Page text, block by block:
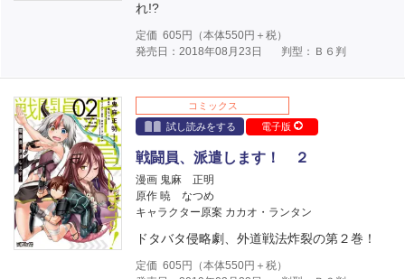
れ!?
定価 605 円（本体550円＋税）
発売日：2018年08月23日
判型：Ｂ６判
コミックス
試し読みをする
電子版
戦闘員、派遣します！ ２
漫画 鬼麻 正明
原作 暁 なつめ
キャラクター原案 カカオ・ランタン
ドタバタ侵略劇、外道戦法炸裂の第２巻！
定価 605 円（本体550円＋税）